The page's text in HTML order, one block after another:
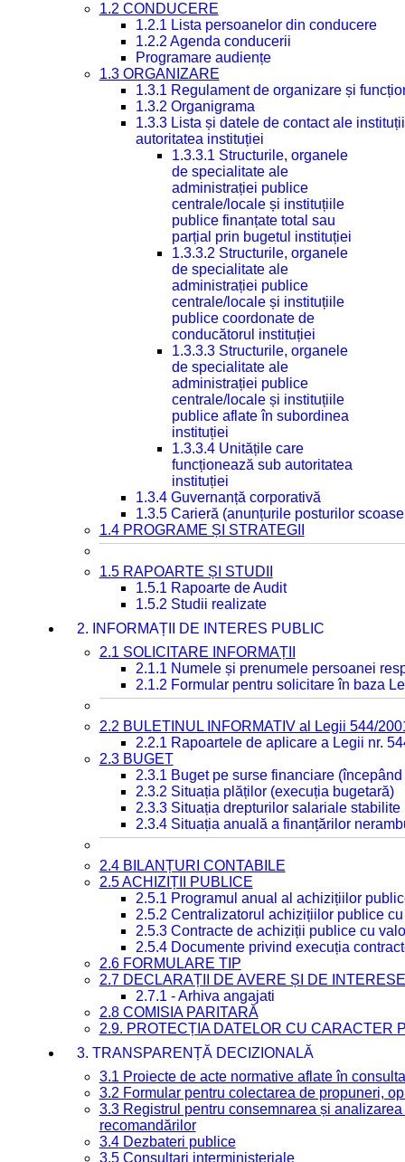
1.2 CONDUCERE
1.2.1 Lista persoanelor din conducere
1.2.2 Agenda conducerii
Programare audiențe
1.3 ORGANIZARE
1.3.1 Regulament de organizare și
1.3.2 Organigrama
1.3.3 Lista și datele de contact ale
autoritatea instituției
1.3.3.1 Structurile, organele
de specialitate ale
administrației publice
centrale/locale și instituțiile
publice finanțate total sau
parțial prin bugetul instituției
1.3.3.2 Structurile, organele
de specialitate ale
administrației publice
centrale/locale și instituțiile
publice coordonate de
conducătorul instituției
1.3.3.3 Structurile, organele
de specialitate ale
administrației publice
centrale/locale și instituțiile
publice aflate în subordinea
instituției
1.3.3.4 Unitățile care
funcționează sub autoritatea
instituției
1.3.4 Guvernanță corporativă
1.3.5 Carieră (anunțurile posturilor
1.4 PROGRAME ȘI STRATEGII
1.5 RAPOARTE ȘI STUDII
1.5.1 Rapoarte de Audit
1.5.2 Studii realizate
2. INFORMAȚII DE INTERES PUBLIC
2.1 SOLICITARE INFORMAȚII
2.1.1 Numele și prenumele persoanei
2.1.2 Formular pentru solicitare în baza
2.2 BULETINUL INFORMATIV al Legii 544/
2.2.1 Rapoartele de aplicare a Legii nr.
2.3 BUGET
2.3.1 Buget pe surse financiare
2.3.2 Situația plăților (execuția bugetară)
2.3.3 Situația drepturilor salariale
2.3.4 Situația anuală a finanțărilor
2.4 BILANȚURI CONTABILE
2.5 ACHIZIȚII PUBLICE
2.5.1 Programul anual al achizițiilor
2.5.2 Centralizatorul achizițiilor publice
2.5.3 Contracte de achiziții publice cu
2.5.4 Documente privind execuția
2.6 FORMULARE TIP
2.7 DECLARAȚII DE AVERE ȘI DE INTERESE
2.7.1 - Arhiva angajati
2.8 COMISIA PARITARĂ
2.9. PROTECȚIA DATELOR CU CARACTER
3. TRANSPARENȚĂ DECIZIONALĂ
3.1 Proiecte de acte normative aflate în
3.2 Formular pentru colectarea de propuneri,
3.3 Registrul pentru consemnarea și
recomandărilor
3.4 Dezbateri publice
3.5 Consultari interministeriale